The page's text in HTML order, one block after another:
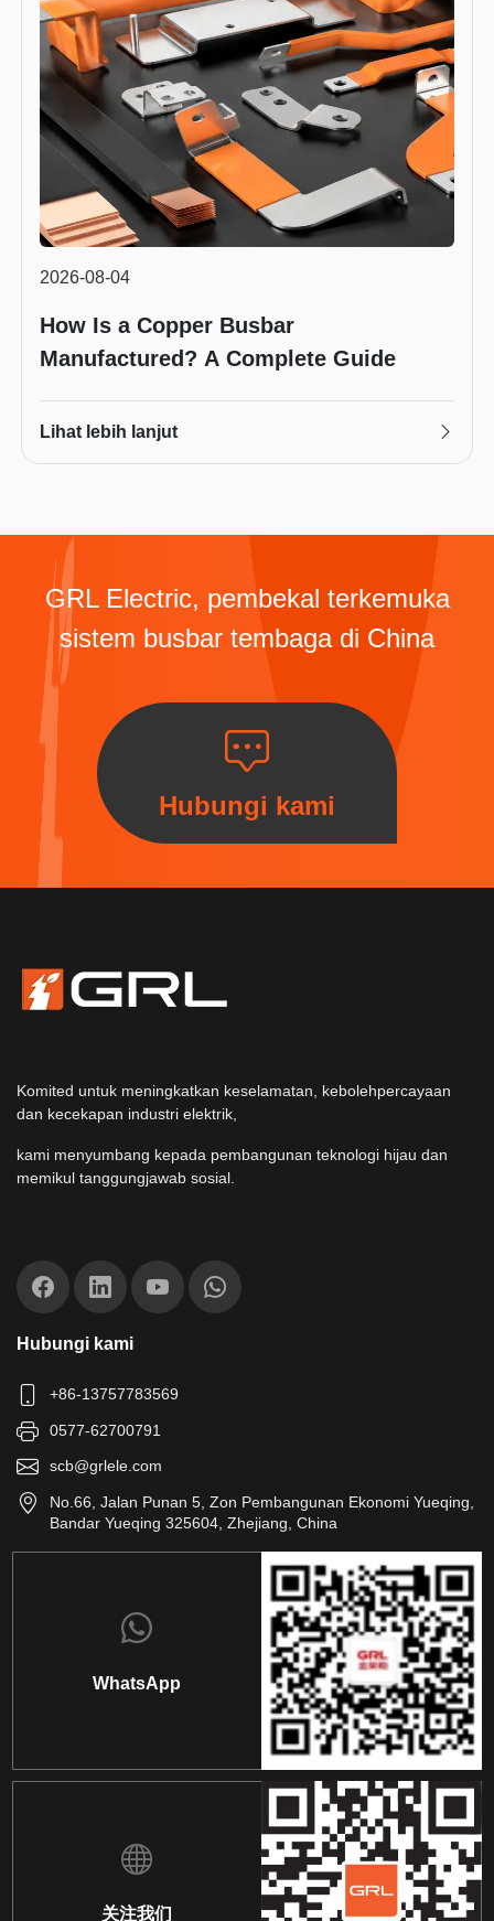
2026-08-04
How Is a Copper Busbar
Manufactured? A Complete Guide
Lihat lebih lanjut
GRL Electric, pembekal terkemuka
sistem busbar tembaga di China
Hubungi kami
Komited untuk meningkatkan keselamatan, kebolehpercayaan
dan kecekapan industri elektrik,
kami menyumbang kepada pembangunan teknologi hijau dan
memikul tanggungjawab sosial.
Hubungi kami
+86-13757783569
0577-62700791
scb@grlele.com
No.66, Jalan Punan 5, Zon Pembangunan Ekonomi Yueqing,
Bandar Yueqing 325604, Zhejiang, China
WhatsApp
关注我们